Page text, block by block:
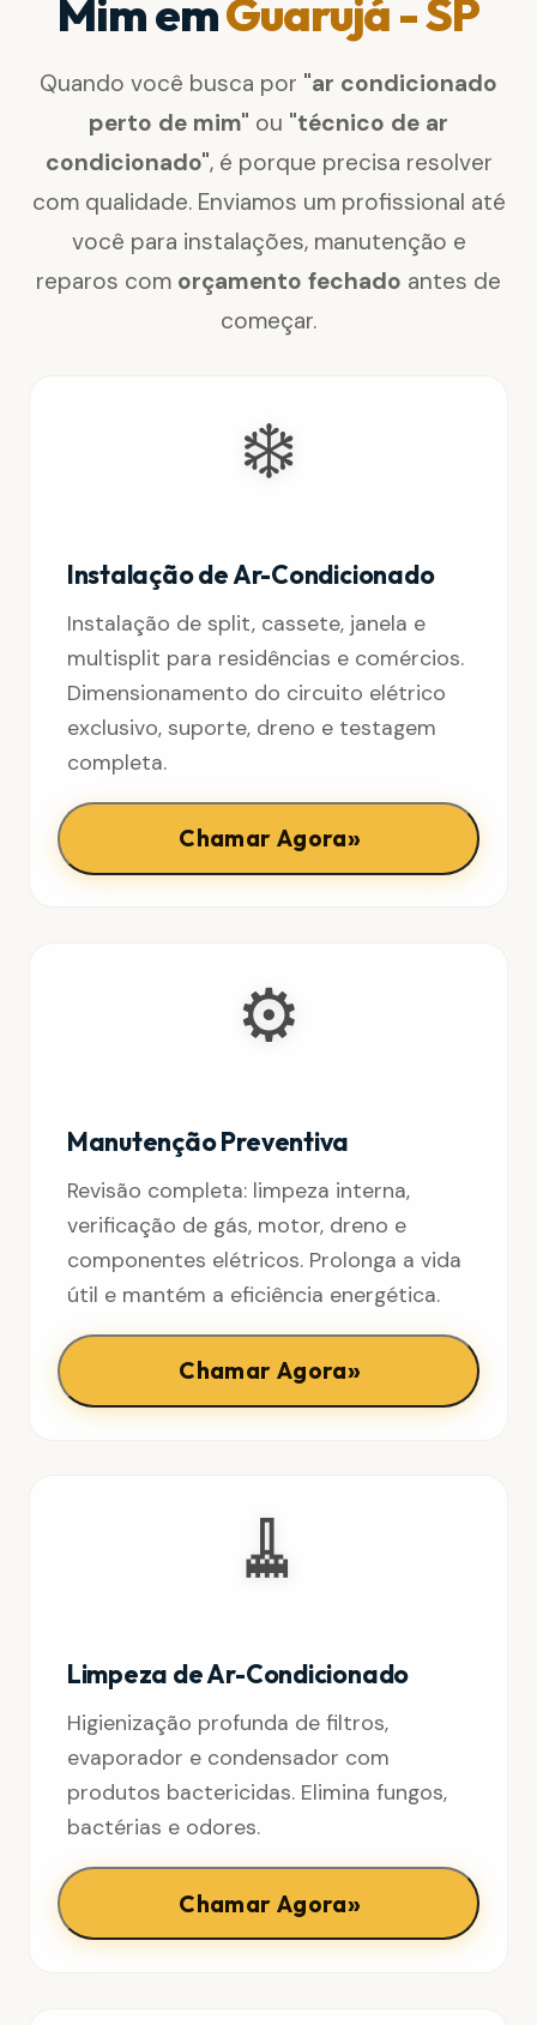
Mim emGuarujá - SP
Quando você busca por "ar condicionado
perto de mim" ou "técnico de ar
condicionado", é porque precisa resolver
com qualidade. Enviamos um profissional até
você para instalações, manutenção e
reparos com orçamento fechado antes de
começar.
❄️
Instalação de Ar-Condicionado
Instalação de split, cassete, janela e
multisplit para residências e comércios.
Dimensionamento do circuito elétrico
exclusivo, suporte, dreno e testagem
completa.
Chamar Agora»
⚙️
Manutenção Preventiva
Revisão completa: limpeza interna,
verificação de gás, motor, dreno e
componentes elétricos. Prolonga a vida
útil e mantém a eficiência energética.
Chamar Agora»
🧹
Limpeza de Ar-Condicionado
Higienização profunda de filtros,
evaporador e condensador com
produtos bactericidas. Elimina fungos,
bactérias e odores.
Chamar Agora»